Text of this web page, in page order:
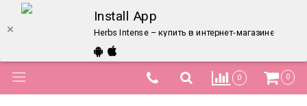
Install App
Herbs Intense – купить в интернет-магазине по
0 0